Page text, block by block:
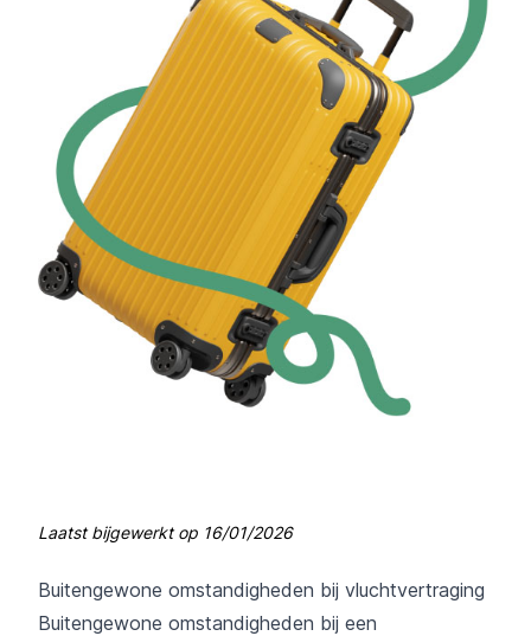
Laatst bijgewerkt op 16/01/2026
Buitengewone omstandigheden bij vluchtvertraging
Buitengewone omstandigheden bij een